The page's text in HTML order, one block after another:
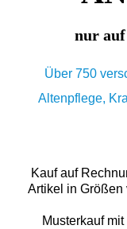
nur
Über 750
Altenpflege,
Kauf auf
Artikel in Größen
Musterkauf